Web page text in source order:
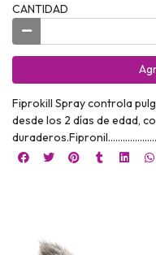
CANTIDAD
Fiprokill Spray controla
desde los 2 días de edad,